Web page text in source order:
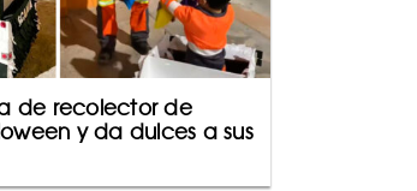
de recolector de
y da dulces a sus